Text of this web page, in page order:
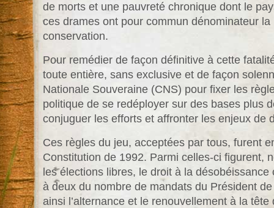
de morts et une pauvreté chronique dont le
ces drames ont pour commun dénominateur
conservation.
Pour remédier de façon définitive à cette
toute entière, sans exclusive et de façon
Nationale Souveraine (CNS) pour fixer les
politique de se redéployer sur des bases plus
conjuguer les efforts et affronter les enjeux de
Ces règles du jeu, acceptées par tous, furent
Constitution de 1992. Parmi celles-ci figurent,
les élections libres, le droit à la
à deux du nombre de mandats du Président
ainsi l’alternance et le renouvellement à la tête